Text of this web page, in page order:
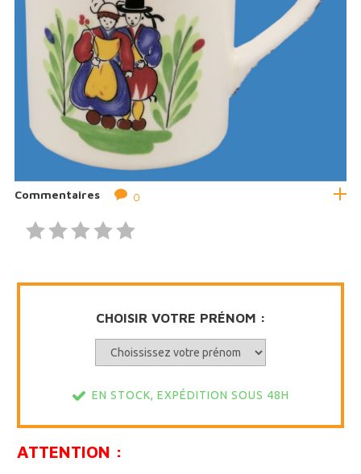
Commentaires 0
CHOISIR VOTRE PRÉNOM :
EN STOCK, EXPÉDITION SOUS 48H
ATTENTION :